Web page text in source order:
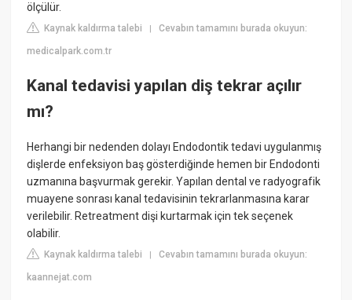
ölçülür.
Kaynak kaldırma talebi |Cevabın tamamını burada okuyun:
medicalpark.com.tr
Kanal tedavisi yapılan diş tekrar açılır
mı?
Herhangi bir nedenden dolayı Endodontik tedavi uygulanmış
dişlerde enfeksiyon baş gösterdiğinde hemen bir Endodonti
uzmanına başvurmak gerekir. Yapılan dental ve radyografik
muayene sonrası kanal tedavisinin tekrarlanmasına karar
verilebilir. Retreatment dişi kurtarmak için tek seçenek
olabilir.
Kaynak kaldırma talebi |Cevabın tamamını burada okuyun:
kaannejat.com